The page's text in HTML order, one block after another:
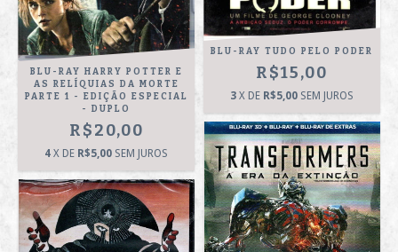
BLU-RAY HARRY POTTER E
AS RELÍQUIAS DA MORTE
PARTE 1 - EDIÇÃO ESPECIAL
- DUPLO
R$20,00
4 X DE R$5,00 SEM JUROS
BLU-RAY TUDO PELO PODER
R$15,00
3 X DE R$5,00 SEM JUROS